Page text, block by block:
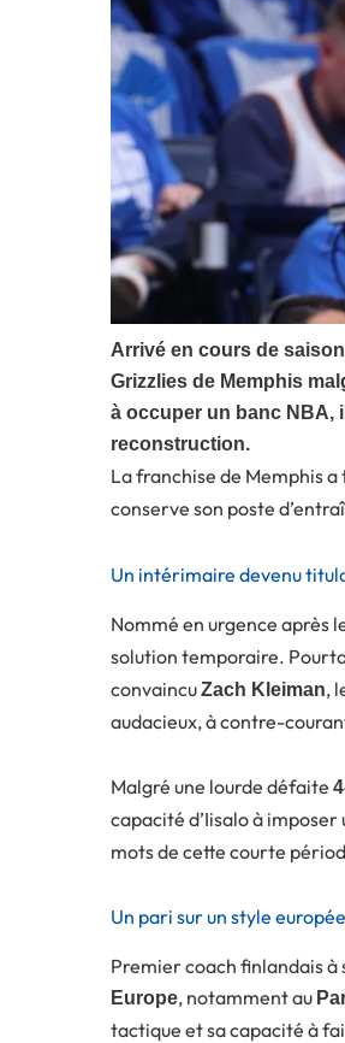
Arrivé en cours de
Grizzlies de Memphis
à occuper un banc NBA,
reconstruction.
La franchise de Memphis
conserve son poste
Un intérimaire devenu
Nommé en urgence après
solution temporaire.
convaincuZach Kleiman,
audacieux, à contre-
Malgré une lourde défaite
capacité d’Iisalo à imposer
mots de cette courte
Un pari sur un style
Premier coach finlandais à
Europe, notamment au
tactique et sa capacité à